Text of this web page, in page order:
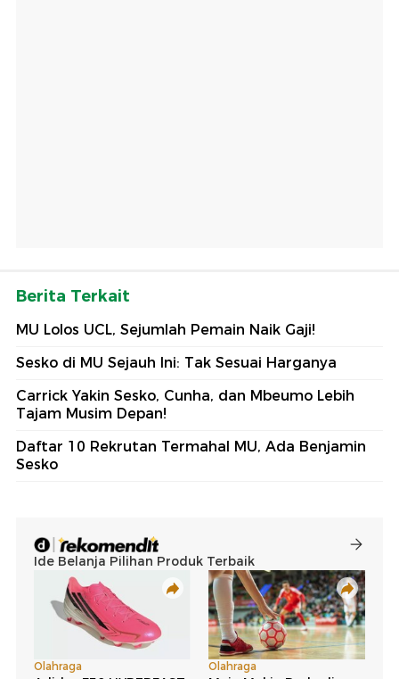
Berita Terkait
MU Lolos UCL, Sejumlah Pemain Naik Gaji!
Sesko di MU Sejauh Ini: Tak Sesuai Harganya
Carrick Yakin Sesko, Cunha, dan Mbeumo Lebih
Tajam Musim Depan!
Daftar 10 Rekrutan Termahal MU, Ada Benjamin
Sesko